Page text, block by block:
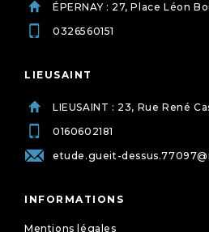
ÉPERNAY : 27, Place Léon
0326560151
LIEUSAINT
LIEUSAINT : 23, Rue René
0160602181
etude.gueit-
INFORMATIONS
Mentions légales